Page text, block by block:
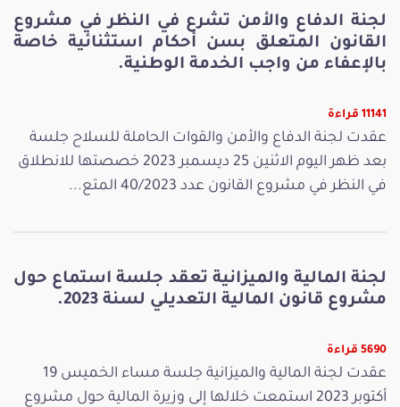
لجنة الدفاع والأمن تشرع في النظر في مشروع
القانون المتعلق بسن أحكام استثنائية خاصة
بالإعفاء من واجب الخدمة الوطنية.
11141 قراءة
عقدت لجنة الدفاع والأمن والقوات الحاملة للسلاح جلسة
بعد ظهر اليوم الاثنين 25 ديسمبر 2023 خصصتها للانطلاق
في النظر في مشروع القانون عدد 40/2023 المتع...
لجنة المالية والميزانية تعقد جلسة استماع حول
مشروع قانون المالية التعديلي لسنة 2023.
5690 قراءة
عقدت لجنة المالية والميزانية جلسة مساء الخميس 19
أكتوبر 2023 استمعت خلالها إلى وزيرة المالية حول مشروع